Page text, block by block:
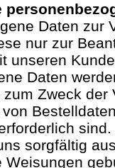
Daten zur
nur zur
unseren
Daten
Zweck der
sorgfältig